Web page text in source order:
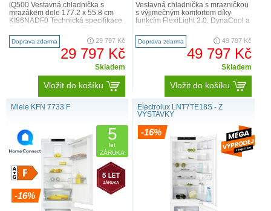
iQ500 Vestavná chladnička s
mrazákem dole 177.2 x 55.8 cm
KI86NADF0 Technická specifikace
noFrost, Vestavná..
Doprava zdarma 29 797 Kč
29 797 Kč
Skladem
Vložit do košíku
Vestavná chladnička s mrazničkou
s výjimečným komfortem díky
funkcím FlexiLight 2.0, DynaCool a
nastavitelnou vlhkos..
Doprava zdarma 49 797 Kč
49 797 Kč
Skladem
Vložit do košíku
Miele KFN 7733 F
-16%
5
let
ZÁRUKA
Electrolux LNT7TE18S - Z
VÝSTAVKY
-16%